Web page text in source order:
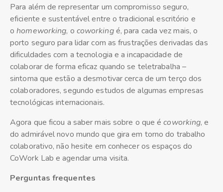
Para além de representar um compromisso seguro,
eficiente e sustentável entre o tradicional escritório e
ohomeworking, o coworkingé, para cada vez mais, o
porto seguro para lidar com as frustrações derivadas das
dificuldades com a tecnologia e a incapacidade de
colaborar de forma eficaz quando se teletrabalha –
sintoma que estão a desmotivar cerca de um terço dos
colaboradores, segundo estudos de algumas empresas
tecnológicas internacionais.
Agora que ficou a saber mais sobre o que écoworking, e
do admirável novo mundo que gira em torno do trabalho
colaborativo, não hesite em conhecer os espaços do
CoWork Lab e agendar uma visita.
Perguntas frequentes